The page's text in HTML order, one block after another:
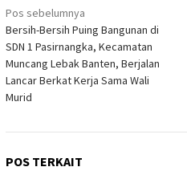
Navigasi
pos
Pos sebelumnya
Bersih-Bersih Puing Bangunan di
SDN 1 Pasirnangka, Kecamatan
Muncang Lebak Banten, Berjalan
Lancar Berkat Kerja Sama Wali
Murid
POS TERKAIT